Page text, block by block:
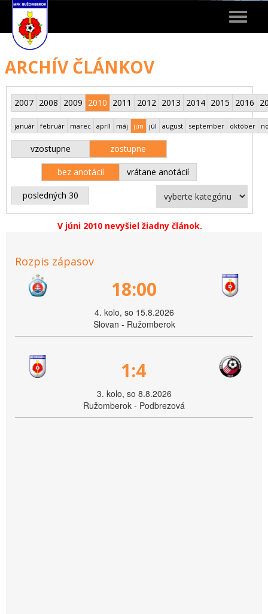
Toggle
ARCHÍV ČLÁNKOV
2007 2008 2009 2010 2011 2012 2013 2014 2015 2016
január február marec apríl máj jún júl august september október
vzostupne zostupne
bez anotácií vrátane anotácií
posledných 30
V júni 2010 nevyšiel žiadny článok.
Rozpis zápasov
18:00
4. kolo, so 15.8.2026
Slovan - Ružomberok
1:4
3. kolo, so 8.8.2026
Ružomberok - Podbrezová